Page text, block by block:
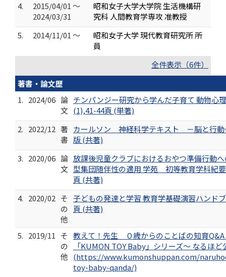
4.
2015/04/01 ～
2024/03/31
昭和女子大学大学院 生活機構研
究科 人間教育学専攻 准教授
5.
2014/11/01 ～
昭和女子大学 現代教育研究所 所
員
全件表示（6件）
著書・論文歴
1. 2024/06 論
文
チンパンジー研究から学んだ子育て 動物心
(1),41-44頁 (単著)
2. 2022/12 著
書
カールソン 神経科学テキスト －脳と行
版 (共著)
3. 2020/06 論
文
放課後児童クラブにおけるおやつ準備行動
型集団随伴性の適用 学苑 初等教育学科紀
頁 (共著)
4. 2020/02 そ
の
他
子どもの発達と学習 教育学基礎演習ハンド
頁 (共著)
5. 2019/11
そ
の
他
教えて！先生 ０歳からのことばの知育
「KUMON TOY Baby」シリーズ～ なるほど
(https://www.kumonshuppan.com/
toy-baby-qanda/)